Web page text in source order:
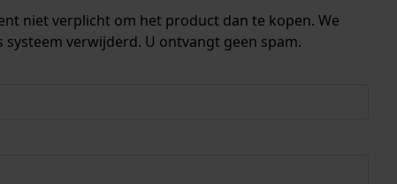
niet verplicht om het product dan te kopen. We
verwijderd. U ontvangt geen spam.